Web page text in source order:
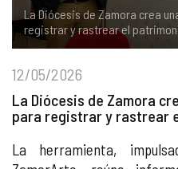
La Diócesis de Zamora crea
registrar y rastrear el
12/05/2026
La Diócesis de Zamora
para registrar y rastrear
La herramienta,